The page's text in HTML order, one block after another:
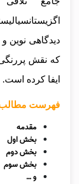
دیدگاهی نوین
که نقش
ایفا کرده است.
فهرست مطالب
مقدمه
بخش اول
بخش دوم
بخش سوم
و …